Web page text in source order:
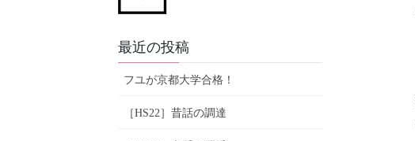
最近の投稿
フユが京都大学合格！
［HS22］昔話の調達